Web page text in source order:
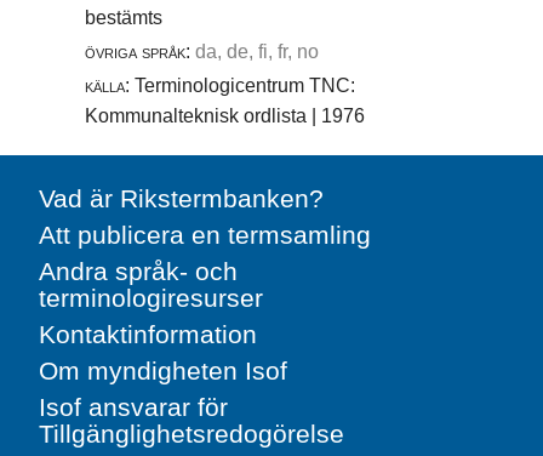
bestämts
övriga språk: da, de, fi, fr, no
källa: Terminologicentrum TNC:
Kommunalteknisk ordlista | 1976
Vad är Rikstermbanken?
Att publicera en termsamling
Andra språk- och
terminologiresurser
Kontaktinformation
Om myndigheten Isof
Isof ansvarar för
Tillgänglighetsredogörelse